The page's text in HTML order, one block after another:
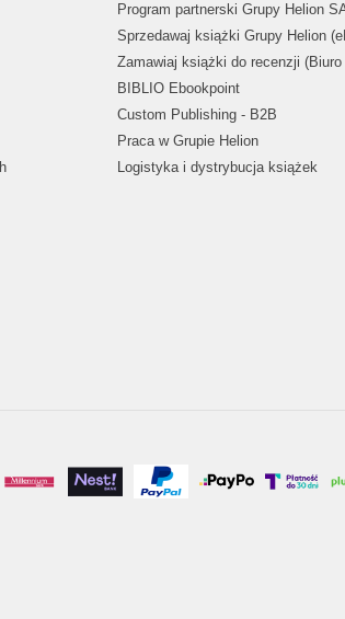
Program partnerski Grupy Helion
Sprzedawaj książki Grupy Helion
Zamawiaj książki do recenzji (Biuro
BIBLIO Ebookpoint
Custom Publishing - B2B
Praca w Grupie Helion
Logistyka i dystrybucja książek